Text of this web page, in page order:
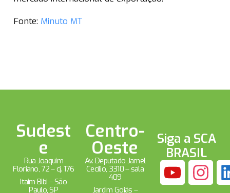
Fonte: Minuto MT
Sudest
e
Rua Joaquim
Floriano, 72 – cj. 176
Itaim Bibi – São
Paulo, SP
Centro-
Oeste
Av. Deputado Jamel
Cecílio, 3310 – sala
409
Jardim Goiás –
Siga a SCA
BRASIL